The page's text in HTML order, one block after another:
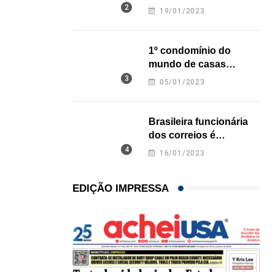
pode pegar prisão
19/01/2023
1º condomínio do
mundo de casas
impressas em 3D é
05/01/2023
Brasileira funcionária
dos correios é
assassinada a facadas
16/01/2023
EDIÇÃO IMPRESSA